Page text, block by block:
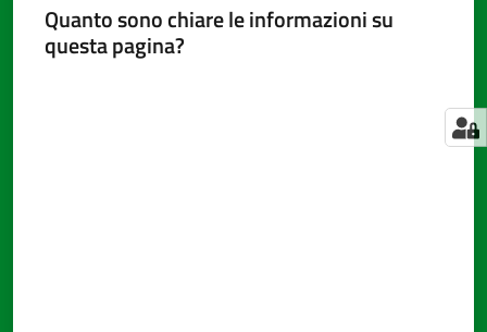
Seguici
Quanto sono chiare le informazioni su
questa pagina?